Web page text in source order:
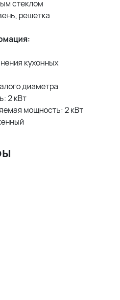
стеклом
решетка
кухонных
диаметра
2 кВт
мощность: 2 кВт